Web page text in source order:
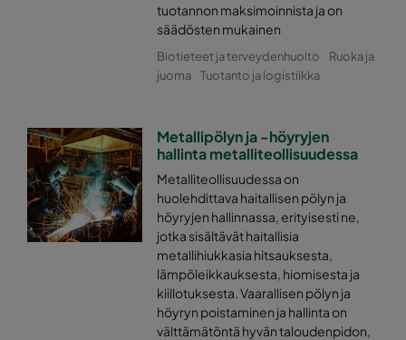
tuotannon maksimoinnista ja on
säädösten mukainen
Biotieteet ja terveydenhuolto
Ruoka ja
juoma
Tuotanto ja logistiikka
Metallipölyn ja -höyryjen
hallinta metalliteollisuudessa
Metalliteollisuudessa on
huolehdittava haitallisen pölyn ja
höyryjen hallinnassa, erityisesti ne,
jotka sisältävät haitallisia
metallihiukkasia hitsauksesta,
lämpöleikkauksesta, hiomisesta ja
kiillotuksesta. Vaarallisen pölyn ja
höyryn poistaminen ja hallinta on
välttämätöntä hyvän taloudenpidon,